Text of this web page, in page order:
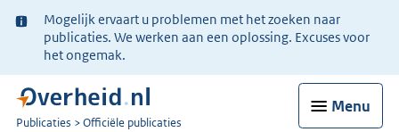
Ter
informatie:
Mogelijk ervaart u problemen met het zoeken naar
publicaties. We werken aan een oplossing. Excuses voor
het ongemak.
Menu
U
Publicaties Officiële publicaties